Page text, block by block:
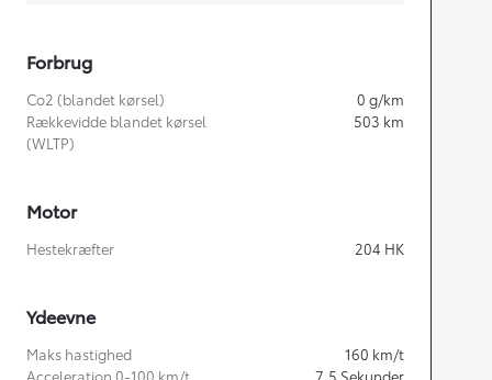
Forbrug
Co2 (blandet kørsel) 0 g/km
Rækkevidde blandet kørsel
(WLTP)
503 km
Motor
Hestekræfter 204 HK
Ydeevne
Maks hastighed 160 km/t
Acceleration 0-100 km/t
7,5 Sekunder